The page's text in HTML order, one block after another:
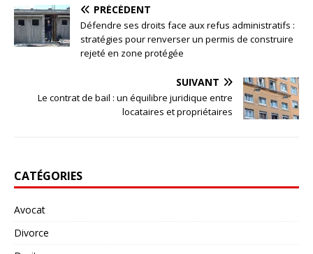
PRÉCÉDENT
Défendre ses droits face aux refus administratifs :
stratégies pour renverser un permis de construire
rejeté en zone protégée
SUIVANT
Le contrat de bail : un équilibre juridique entre
locataires et propriétaires
CATÉGORIES
Avocat
Divorce